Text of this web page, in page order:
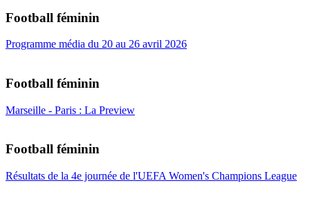
Football féminin
Programme média du 20 au 26 avril 2026
Football féminin
Marseille - Paris : La Preview
Football féminin
Résultats de la 4e journée de l'UEFA Women's Champions League